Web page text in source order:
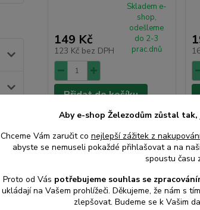
149 Kč
123 Kč bez DPH
Skladem e-
shop,
odešleme
do 2-3
prac.dnů
Přidat do košíku
Aby e-shop Železodům zůstal
Chceme Vám zaručit co nejlepší zážitek z
abyste se nemuseli pokaždé přihlašovat a na
spoustu času
Proto od Vás potřebujeme souhlas se
ukládají na Vašem prohlížeči. Děkujeme, že nám s
zlepšovat. Budeme se k Vašim